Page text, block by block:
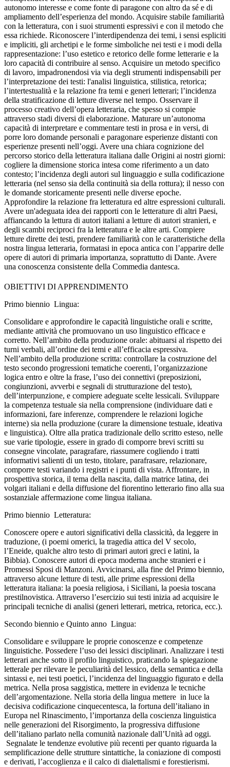
autonomo interesse e come fonte di paragone con altro da sé e di
ampliamento dell’esperienza del mondo. Acquisire stabile familiarità
con la letteratura, con i suoi strumenti espressivi e con il metodo che
essa richiede. Riconoscere l’interdipendenza dei temi, i sensi espliciti
e impliciti, gli archetipi e le forme simboliche nei testi e i modi della
rappresentazione: l’uso estetico e retorico delle forme letterarie e la
loro capacità di contribuire al senso. Acquisire un metodo specifico
di lavoro, impadronendosi via via degli strumenti indispensabili per
l’interpretazione dei testi: l'analisi linguistica, stilistica, retorica;
l’intertestualità e la relazione fra temi e generi letterari; l’incidenza
della stratificazione di letture diverse nel tempo. Osservare il
processo creativo dell’opera letteraria, che spesso si compie
attraverso stadi diversi di elaborazione. Maturare un’autonoma
capacità di interpretare e commentare testi in prosa e in versi, di
porre loro domande personali e paragonare esperienze distanti con
esperienze presenti nell’oggi. Avere una chiara cognizione del
percorso storico della letteratura italiana dalle Origini ai nostri giorni:
cogliere la dimensione storica intesa come riferimento a un dato
contesto; l’incidenza degli autori sul linguaggio e sulla codificazione
letteraria (nel senso sia della continuità sia della rottura); il nesso con
le domande storicamente presenti nelle diverse epoche.
Approfondire la relazione fra letteratura ed altre espressioni culturali.
Avere un'adeguata idea dei rapporti con le letterature di altri Paesi,
affiancando la lettura di autori italiani a letture di autori stranieri, e
degli scambi reciproci fra la letteratura e le altre arti. Compiere
letture dirette dei testi, prendere familiarità con le caratteristiche della
nostra lingua letteraria, formatasi in epoca antica con l’apparire delle
opere di autori di primaria importanza, soprattutto di Dante. Avere
una conoscenza consistente della Commedia dantesca.
OBIETTIVI DI APPRENDIMENTO
Primo biennio Lingua:
Consolidare e approfondire le capacità linguistiche orali e scritte,
mediante attività che promuovano un uso linguistico efficace e
corretto. Nell’ambito della produzione orale: abituarsi al rispetto dei
turni verbali, all’ordine dei temi e all’efficacia espressiva.
Nell’ambito della produzione scritta: controllare la costruzione del
testo secondo progressioni tematiche coerenti, l’organizzazione
logica entro e oltre la frase, l’uso dei connettivi (preposizioni,
congiunzioni, avverbi e segnali di strutturazione del testo),
dell’interpunzione, e compiere adeguate scelte lessicali. Sviluppare
la competenza testuale sia nella comprensione (individuare dati e
informazioni, fare inferenze, comprendere le relazioni logiche
interne) sia nella produzione (curare la dimensione testuale, ideativa
e linguistica). Oltre alla pratica tradizionale dello scritto esteso, nelle
sue varie tipologie, essere in grado di comporre brevi scritti su
consegne vincolate, paragrafare, riassumere cogliendo i tratti
informativi salienti di un testo, titolare, parafrasare, relazionare,
comporre testi variando i registri e i punti di vista. Affrontare, in
prospettiva storica, il tema della nascita, dalla matrice latina, dei
volgari italiani e della diffusione del fiorentino letterario fino alla sua
sostanziale affermazione come lingua italiana.
Primo biennio Letteratura:
Conoscere opere e autori significativi della classicità, da leggere in
traduzione, (i poemi omerici, la tragedia attica del V secolo,
l’Eneide, qualche altro testo di primari autori greci e latini, la
Bibbia). Conoscere autori di epoca moderna anche stranieri e i
Promessi Sposi di Manzoni. Avvicinarsi, alla fine del Primo biennio,
attraverso alcune letture di testi, alle prime espressioni della
letteratura italiana: la poesia religiosa, i Siciliani, la poesia toscana
prestilnovistica. Attraverso l’esercizio sui testi inizia ad acquisire le
principali tecniche di analisi (generi letterari, metrica, retorica, ecc.).
Secondo biennio e Quinto anno Lingua:
Consolidare e sviluppare le proprie conoscenze e competenze
linguistiche. Possedere l’uso dei lessici disciplinari. Analizzare i testi
letterari anche sotto il profilo linguistico, praticando la spiegazione
letterale per rilevare le peculiarità del lessico, della semantica e della
sintassi e, nei testi poetici, l’incidenza del linguaggio figurato e della
metrica. Nella prosa saggistica, mettere in evidenza le tecniche
dell’argomentazione. Nella storia della lingua mettere in luce la
decisiva codificazione cinquecentesca, la fortuna dell’italiano in
Europa nel Rinascimento, l’importanza della coscienza linguistica
nelle generazioni del Risorgimento, la progressiva diffusione
dell’italiano parlato nella comunità nazionale dall’Unità ad oggi.
Segnalate le tendenze evolutive più recenti per quanto riguarda la
semplificazione delle strutture sintattiche, la coniazione di composti
e derivati, l’accoglienza e il calco di dialettalismi e forestierismi.